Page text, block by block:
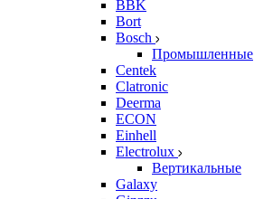
BBK
Bort
Bosch
Промышленные
Centek
Clatronic
Deerma
ECON
Einhell
Electrolux
Вертикальные
Galaxy